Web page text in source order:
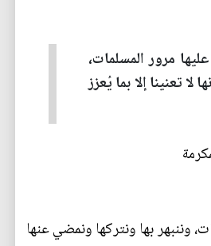
مرور المسلمات،
تعنينا إلا بما يُعزز
وننبهر بها ونتركها ونمضي عنها